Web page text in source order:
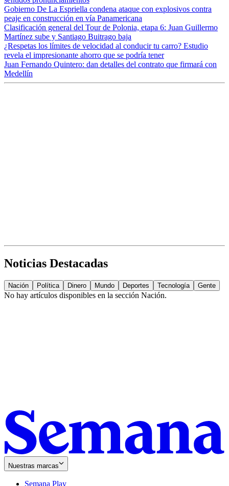
Gobierno De La Espriella condena ataque con explosivos contra
peaje en construcción en vía Panamericana
Clasificación general del Tour de Polonia, etapa 6: Juan Guillermo
Martínez sube y Santiago Buitrago baja
¿Respetas los límites de velocidad al conducir tu carro? Estudio
revela el impresionante ahorro que se podría tener
Juan Fernando Quintero: dan detalles del contrato que firmará con
Medellín
Noticias Destacadas
Nación Política Dinero Mundo Deportes Tecnología Gente
No hay artículos disponibles en la sección Nación.
Nuestras marcas
Semana Play